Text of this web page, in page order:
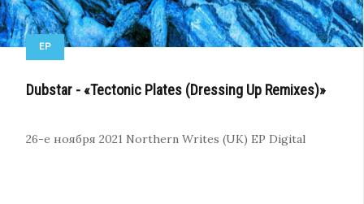
EP
Dubstar - «Tectonic Plates (Dressing Up Remixes)»
26-е ноября 2021 Northern Writes (UK) EP Digital